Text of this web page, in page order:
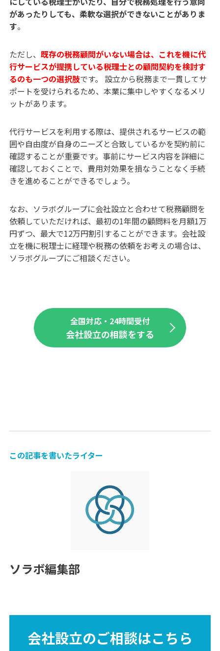
があったりしても、柔軟な選択ができないことがありま
す。
ただし、既存の税務顧問がいない場合は、これを機に代
行サービスが提携している税理士との顧問契約を検討す
るのも一つの選択肢です。 設立から税務まで一貫してサ
ポートを受けられるため、本業に集中しやすくなるメリ
ットがあります。
代行サービスを利用する際は、提供されるサービスの範
囲や自由度が自身のニーズと合致しているかを契約前に
確認することが重要です。事前にサービス内容を詳細に
確認しておくことで、費用対効果を損なうことなく手続
きを進めることができるでしょう。
なお、ソラボグループに会社設立と合わせて税務顧問を
依頼していただければ、最初の1年間の顧問料を月額1万
円ずつ、最大で12万円割引することができます。会社設
立を機に税理士に経理や税務の依頼をお考えの場合は、
ソラボグループにご相談ください。
全国対応・24時間受付
会社設立の相談をする
この記事を書いたライター
ソラボ編集部
会社設立のご相談はこちら